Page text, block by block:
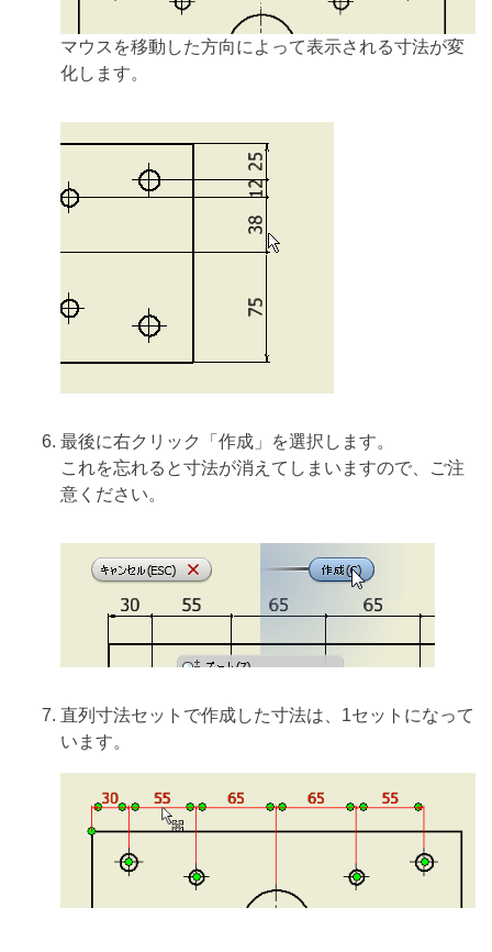
マウスを移動した方向によって表示される寸法が変
化します。
最後に右クリック「作成」を選択します。
これを忘れると寸法が消えてしまいますので、ご注
意ください。
直列寸法セットで作成した寸法は、1セットになって
います。